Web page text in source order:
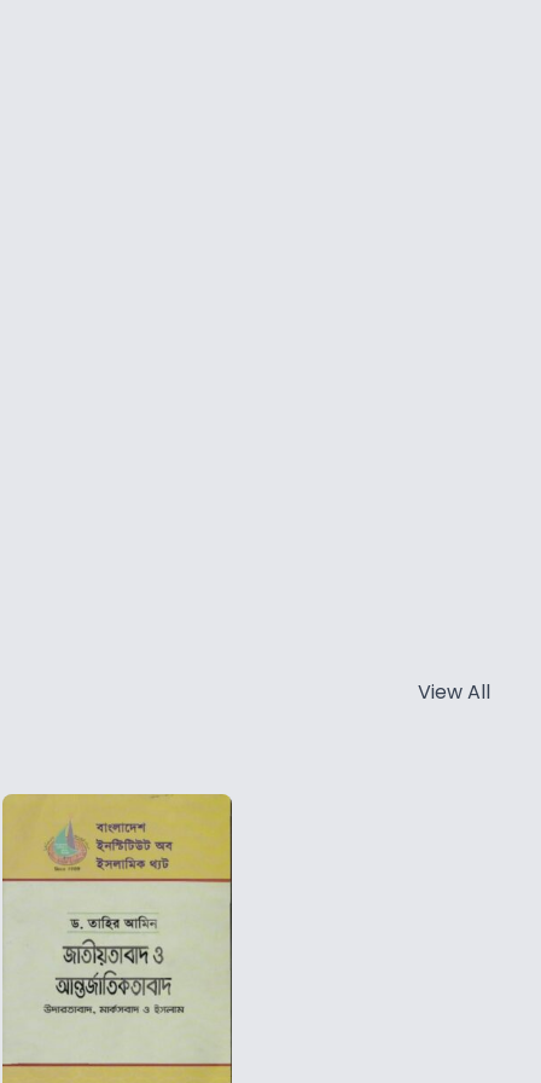
View All